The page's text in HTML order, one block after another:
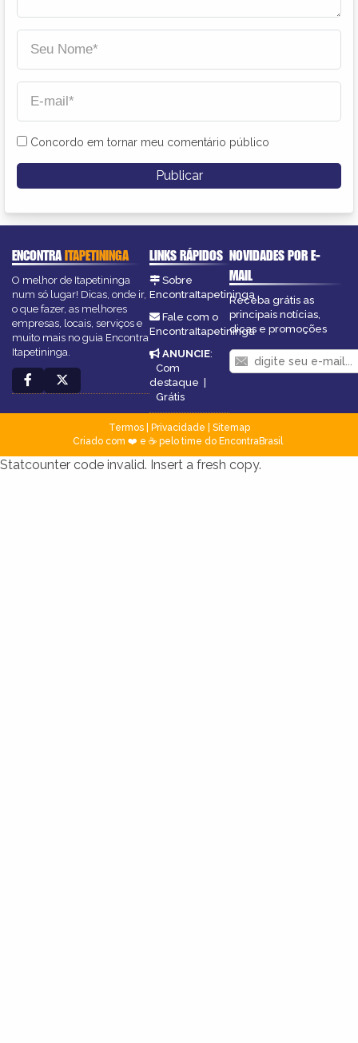
Concordo em tornar meu comentário público
ENCONTRAITAPETININGA
O melhor de Itapetininga
num só lugar! Dicas, onde ir,
o que fazer, as melhores
empresas, locais, serviços e
muito mais no guia Encontra
Itapetininga.
LINKS RÁPIDOS
Sobre
EncontraItapetininga
Fale com o
EncontraItapetininga
ANUNCIE:
Com
destaque
Grátis
NOVIDADES POR E-
MAIL
Receba grátis as
principais notícias,
dicas e promoções
Termos| Privacidade
Sitemap
Criado com ❤️ e ☕ pelo time do EncontraBrasil
Statcounter code invalid. Insert a fresh copy.